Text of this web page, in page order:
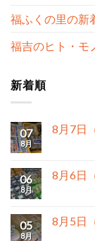
福ふくの里の新
福吉のヒト・モ
新着順
07
8月
8月7日
06
8月
8月6日
05
8月
8月5日